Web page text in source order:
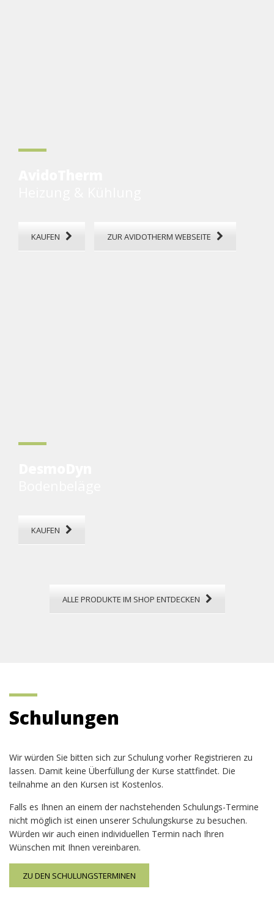
KAUFEN ZUR AVIDOTHERM WEBSEITE
KAUFEN
ALLE PRODUKTE IM SHOP ENTDECKEN
Schulungen
Wir würden Sie bitten sich zur Schulung vorher Registrieren zu
lassen. Damit keine Überfüllung der Kurse stattfindet. Die
teilnahme an den Kursen ist Kostenlos.
Falls es Ihnen an einem der nachstehenden Schulungs-Termine
nicht möglich ist einen unserer Schulungskurse zu besuchen.
Würden wir auch einen individuellen Termin nach Ihren
Wünschen mit Ihnen vereinbaren.
ZU DEN SCHULUNGSTERMINEN